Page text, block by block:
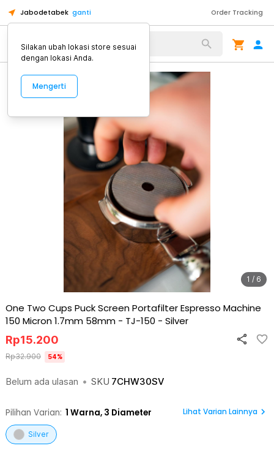
Jabodetabek ganti Order Tracking
Alat Kopi
1 / 6
One Two Cups Puck Screen Portafilter Espresso Machine
150 Micron 1.7mm 58mm - TJ-150 - Silver
Belum ada ulasan • SKU 7CHW30SV
Rp15.200
Rp32.900 54%
Pilihan Varian: 1 Warna, 3 Diameter Lihat Varian Lainnya
Silver
Silakan ubah lokasi store sesuai
dengan lokasi Anda.
Mengerti